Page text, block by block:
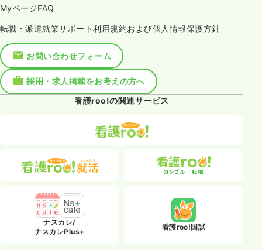
MyページFAQ
転職・派遣就業サポート利用規約および個人情報保護方針
お問い合わせフォーム
採用・求人掲載をお考えの方へ
看護roo!の関連サービス
ナスカレ/
ナスカレPlus+
看護roo!国試